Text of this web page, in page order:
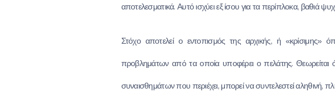
αποτελεσματικά. Αυτό ισχύει εξ ίσου για τα περίπλοκα, βαθιά
Στόχο αποτελεί ο εντοπισμός της αρχικής, ή «κρίσιμης»
προβλημάτων από τα οποία υποφέρει ο πελάτης. Θεωρείται
συναισθημάτων που περιέχει, μπορεί να συντελεστεί αληθινή,